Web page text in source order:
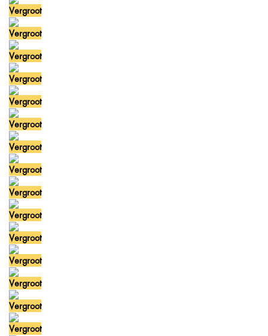
Vergroot
Vergroot
Vergroot
Vergroot
Vergroot
Vergroot
Vergroot
Vergroot
Vergroot
Vergroot
Vergroot
Vergroot
Vergroot
Vergroot
Vergroot